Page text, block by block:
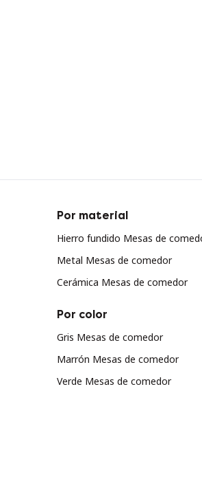
Por material
Hierro fundido Mesas de
Metal Mesas de comedor
Cerámica Mesas de comedor
Por color
Gris Mesas de comedor
Marrón Mesas de comedor
Verde Mesas de comedor